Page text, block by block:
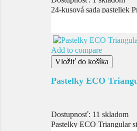
24-kusová sada pasteliek
Add to compare
Vložiť do košíka
Pastelky ECO
Dostupnosť: 11 skladom
Pastelky ECO Triangular